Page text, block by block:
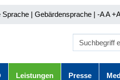
Sprache | Gebärdensprache | -A A
Leistungen Presse